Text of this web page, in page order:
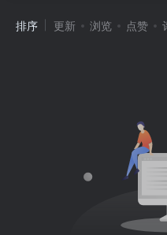
排序 更新 浏览 点赞